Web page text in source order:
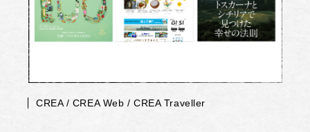
CREA / CREA Web / CREA Traveller